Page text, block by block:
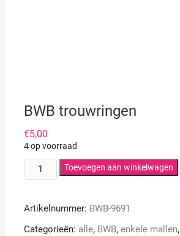
BWB trouwringen
€5,00
4 op voorraad
BWB
trouwringen
Toevoegen aan winkelwagen
Artikelnummer: BWB-9691
Categorieën: alle, BWB, enkele mallen,